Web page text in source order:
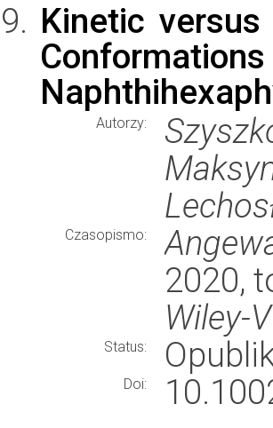
Kinetic
Autorzy:
Czasopismo:
2020,
Wiley-
Status:
Doi: